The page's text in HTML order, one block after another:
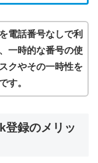
電話番号なしで利
一時的な番号の使
クやその一時性を
す。
登録のメリッ